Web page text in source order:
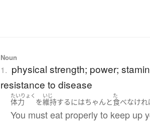
Noun
1. physical strength; power;
resistance to disease
たいりょく
体力 を
いじ
維持するにはちゃんと
た
食べなけ
You must eat properly to keep up